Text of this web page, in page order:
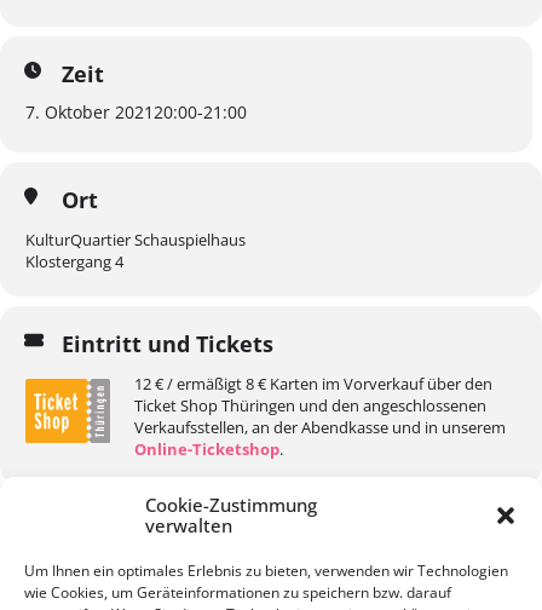
Cookie-Zustimmung
verwalten
Um Ihnen ein optimales Erlebnis zu bieten, verwenden wir Technologien
wie Cookies, um Geräteinformationen zu speichern bzw. darauf
Zeit
7. Oktober 202120:00-21:00
Ort
KulturQuartier Schauspielhaus
Klostergang 4
Eintritt und Tickets
12 € / ermäßigt 8 € Karten im Vorverkauf über den
Ticket Shop Thüringen und den angeschlossenen
Verkaufsstellen, an der Abendkasse und in unserem
Online-Ticketshop.